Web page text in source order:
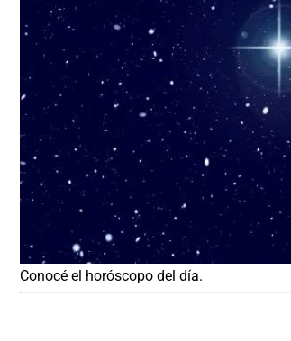
Conocé el horóscopo del día.